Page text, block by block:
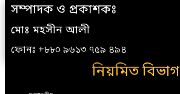
সম্পাদক ও প্রকাশকঃ
মোঃ মহসীন আলী
ফোনঃ +৮৮০ ৯৬১৩ ৭৫৯ ৪৯৪
নিয়মিত বিভাগ